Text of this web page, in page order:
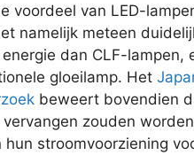
voordeel van LED-
namelijk meteen
dan CLF-lampen,
gloeilamp. Het
beweert bovendien
zouden
stroomvoorziening